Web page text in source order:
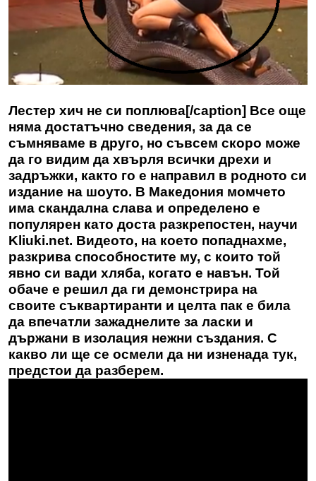
Лестер хич не си поплюва[/caption] Все още
няма достатъчно сведения, за да се
съмняваме в друго, но съвсем скоро може
да го видим да хвърля всички дрехи и
задръжки, както го е направил в родното си
издание на шоуто. В Македония момчето
има скандална слава и определено е
популярен като доста разкрепостен, научи
Kliuki.net. Видеото, на което попаднахме,
разкрива способностите му, с които той
явно си вади хляба, когато е навън. Той
обаче е решил да ги демонстрира на
своите съквартиранти и целта пак е била
да впечатли зажаднелите за ласки и
държани в изолация нежни създания. С
какво ли ще се осмели да ни изненада тук,
предстои да разберем.